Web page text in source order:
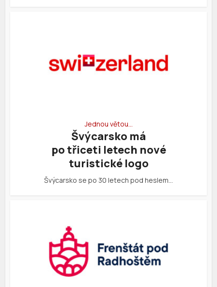
Jednou větou…
Švýcarsko má
po třiceti letech nové
turistické logo
Švýcarsko se po 30 letech pod heslem…